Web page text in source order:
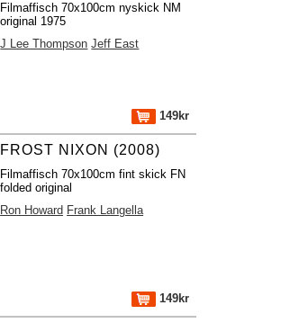
Filmaffisch 70x100cm nyskick NM
original 1975
J Lee Thompson Jeff East
149kr
FROST NIXON (2008)
Filmaffisch 70x100cm fint skick FN
folded original
Ron Howard Frank Langella
149kr